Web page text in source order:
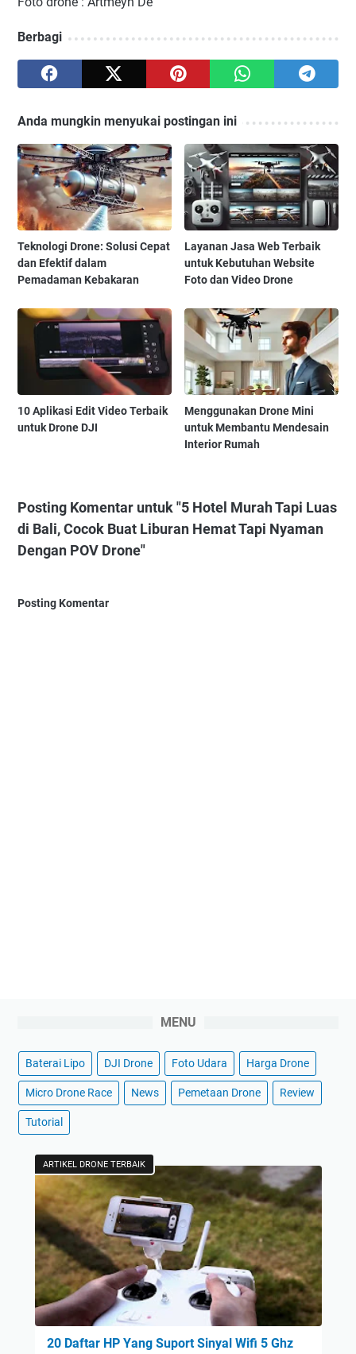
Berbagi
Anda mungkin menyukai postingan ini
Teknologi Drone: Solusi Cepat
dan Efektif dalam
Pemadaman Kebakaran
Layanan Jasa Web Terbaik
untuk Kebutuhan Website
Foto dan Video Drone
10 Aplikasi Edit Video Terbaik
untuk Drone DJI
Menggunakan Drone Mini
untuk Membantu Mendesain
Interior Rumah
Posting Komentar untuk "5 Hotel Murah Tapi Luas
di Bali, Cocok Buat Liburan Hemat Tapi Nyaman
Dengan POV Drone"
Posting Komentar
MENU
Baterai Lipo DJI Drone Foto Udara Harga Drone
Micro Drone Race News Pemetaan Drone Review
Tutorial
ARTIKEL DRONE TERBAIK
20 Daftar HP Yang Suport Sinyal Wifi 5 Ghz